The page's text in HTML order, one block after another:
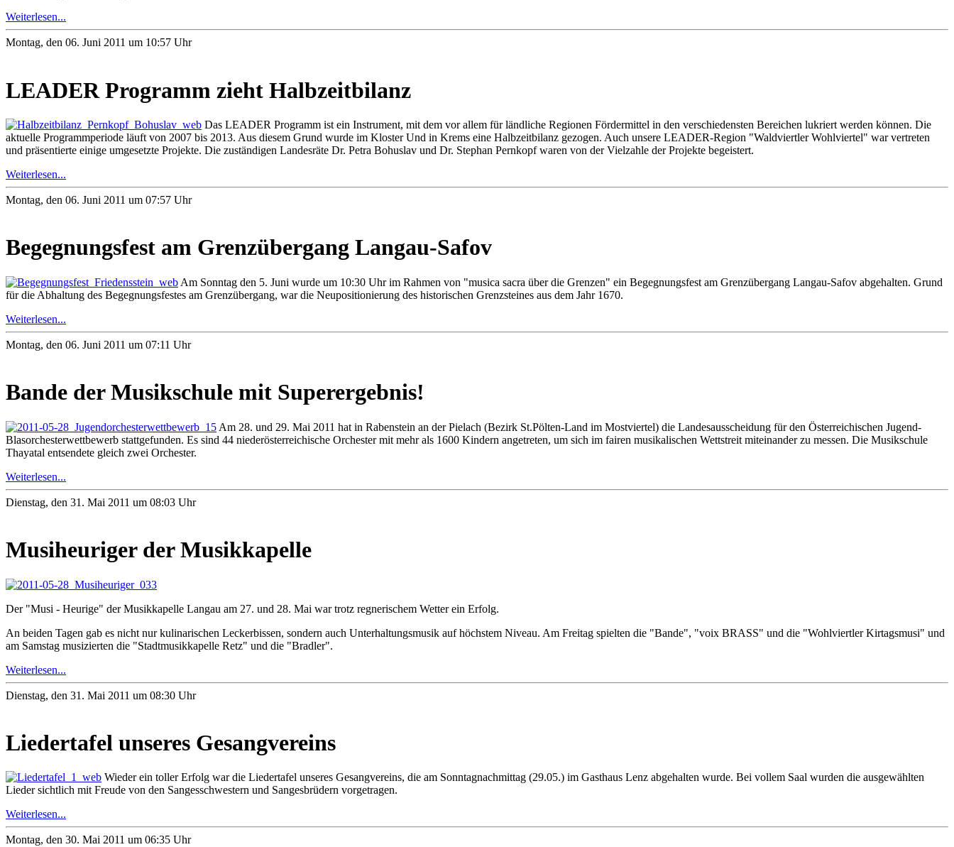
Weiterlesen...
Montag, den 06. Juni 2011 um 10:57 Uhr
LEADER Programm zieht Halbzeitbilanz
Das LEADER Programm ist ein Instrument, mit dem vor allem für ländliche Regionen Fördermittel in den verschiedensten Bereichen lukriert werden können. Die
aktuelle Programmperiode läuft von 2007 bis 2013. Aus diesem Grund wurde im Kloster Und in Krems eine Halbzeitbilanz gezogen. Auch unsere LEADER-Region "Waldviertler Wohlviertel" war vertreten
und präsentierte einige umgesetzte Projekte. Die zuständigen Landesräte Dr. Petra Bohuslav und Dr. Stephan Pernkopf waren von der Vielzahle der Projekte begeistert.
Weiterlesen...
Montag, den 06. Juni 2011 um 07:57 Uhr
Begegnungsfest am Grenzübergang Langau-Safov
Am Sonntag den 5. Juni wurde um 10:30 Uhr im Rahmen von "musica sacra über die Grenzen" ein Begegnungsfest am Grenzübergang Langau-Safov abgehalten. Grund
für die Abhaltung des Begegnungsfestes am Grenzübergang, war die Neupositionierung des historischen Grenzsteines aus dem Jahr 1670.
Weiterlesen...
Montag, den 06. Juni 2011 um 07:11 Uhr
Bande der Musikschule mit Superergebnis!
Am 28. und 29. Mai 2011 hat in Rabenstein an der Pielach (Bezirk St.Pölten-Land im Mostviertel) die Landesausscheidung für den Österreichischen Jugend-
Blasorchesterwettbewerb stattgefunden. Es sind 44 niederösterreichische Orchester mit mehr als 1600 Kindern angetreten, um sich im fairen musikalischen Wettstreit miteinander zu messen. Die Musikschule
Thayatal entsendete gleich zwei Orchester.
Weiterlesen...
Dienstag, den 31. Mai 2011 um 08:03 Uhr
Musiheuriger der Musikkapelle
Der "Musi - Heurige" der Musikkapelle Langau am 27. und 28. Mai war trotz regnerischem Wetter ein Erfolg.
An beiden Tagen gab es nicht nur kulinarischen Leckerbissen, sondern auch Unterhaltungsmusik auf höchstem Niveau. Am Freitag spielten die "Bande", "voix BRASS" und die "Wohlviertler Kirtagsmusi" und
am Samstag musizierten die "Stadtmusikkapelle Retz" und die "Bradler".
Weiterlesen...
Dienstag, den 31. Mai 2011 um 08:30 Uhr
Liedertafel unseres Gesangvereins
Wieder ein toller Erfolg war die Liedertafel unseres Gesangvereins, die am Sonntagnachmittag (29.05.) im Gasthaus Lenz abgehalten wurde. Bei vollem Saal wurden die ausgewählten
Lieder sichtlich mit Freude von den Sangesschwestern und Sangesbrüdern vorgetragen.
Weiterlesen...
Montag, den 30. Mai 2011 um 06:35 Uhr